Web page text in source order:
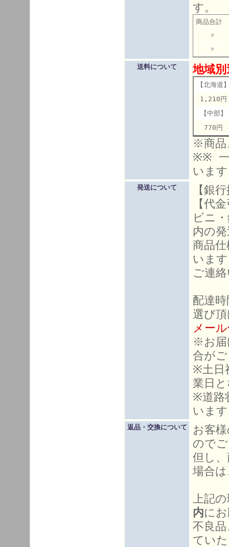
す。
商品合
〃
〃 こ
送料について 地域
【北海道
1,210円
【中部】
770円
※商品
※※ 一
いま
発送について
【銀
【代
ビニ
内の
商品
いま
ご連
配達
選び
メー
※お届
合が
※土日
業日
※道路
いま
返品・交換について
お客
ので
但し
場合
上記
内に
不良
てい